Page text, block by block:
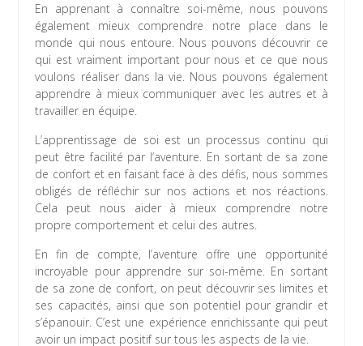
En apprenant à connaître soi-même, nous pouvons
également mieux comprendre notre place dans le
monde qui nous entoure. Nous pouvons découvrir ce
qui est vraiment important pour nous et ce que nous
voulons réaliser dans la vie. Nous pouvons également
apprendre à mieux communiquer avec les autres et à
travailler en équipe.
L’apprentissage de soi est un processus continu qui
peut être facilité par l’aventure. En sortant de sa zone
de confort et en faisant face à des défis, nous sommes
obligés de réfléchir sur nos actions et nos réactions.
Cela peut nous aider à mieux comprendre notre
propre comportement et celui des autres.
En fin de compte, l’aventure offre une opportunité
incroyable pour apprendre sur soi-même. En sortant
de sa zone de confort, on peut découvrir ses limites et
ses capacités, ainsi que son potentiel pour grandir et
s’épanouir. C’est une expérience enrichissante qui peut
avoir un impact positif sur tous les aspects de la vie.